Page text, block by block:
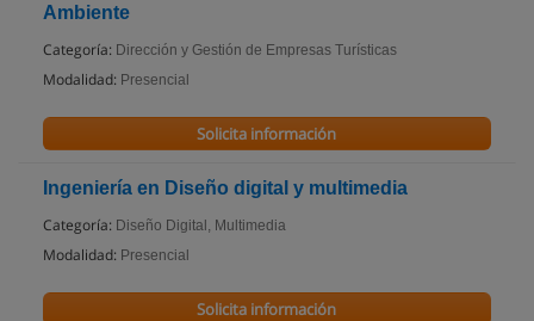
Ambiente
Categoría: Dirección y Gestión de Empresas Turísticas
Modalidad: Presencial
Solicita información
Ingeniería en Diseño digital y multimedia
Categoría: Diseño Digital, Multimedia
Modalidad: Presencial
Solicita información